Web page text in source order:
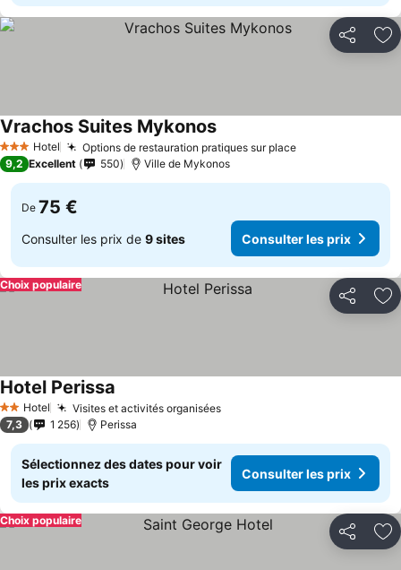
Partager
3 ÉtoilesHotel Options de restauration pratiques sur place
Vrachos Suites Mykonos
9,2 Excellent 550 Ville de Mykonos
De 75 €
Consulter les prix de 9 sites Consulter les prix
Partager
Choix populaire
2 Étoiles
Hotel Visites et activités organisées
Hotel Perissa
7,3 1 256 Perissa
Sélectionnez des dates pour voir
les prix exacts
Consulter les prix
Partager
Choix populaire